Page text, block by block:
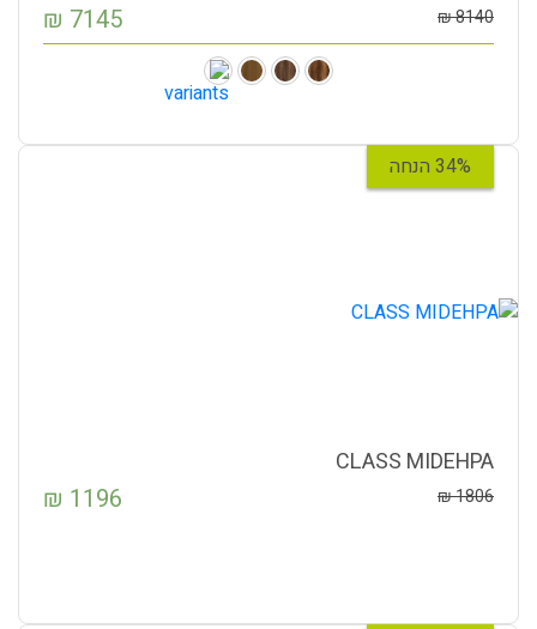
8140
₪
7145
₪
34% הנחה
CLASS MIDEHPA
1806
₪
1196
₪